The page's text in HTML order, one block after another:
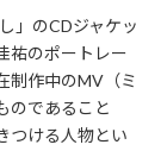
」のCDジャケッ
祐のポートレー
制作中のMV（ミ
のであること
つける人物とい